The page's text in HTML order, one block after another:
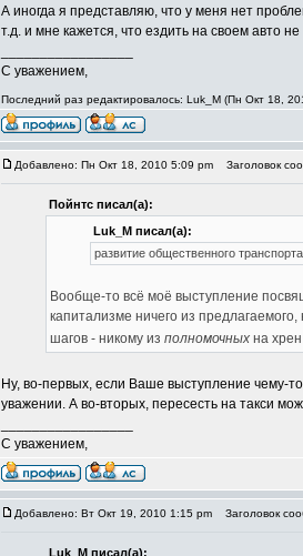
А иногда я представляю, что у меня нет
т.д. и мне кажется, что ездить на своем авто
С уважением,
Последний раз редактировалось: Luk_M (Пн Окт 18,
Добавлено: Пн Окт 18, 2010 5:09 pm Заголовок
Пойнтс писал(а):
Luk_M писал(а):
развитие общественного
Вообще-то всё моё выступление
капитализме ничего из
шагов - никому из полномочных на
Ну, во-первых, если Ваше выступление чему-
уважении. А во-вторых, пересесть на такси
С уважением,
Добавлено: Вт Окт 19, 2010 1:15 pm Заголовок
Luk_M писал(а):